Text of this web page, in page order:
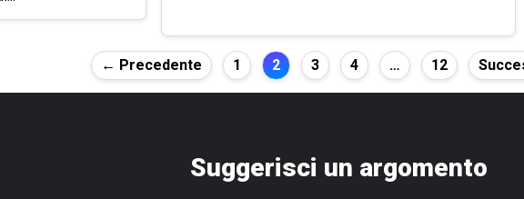
← Precedente 1 2 3 4 … 12
Suggerisci un argomento